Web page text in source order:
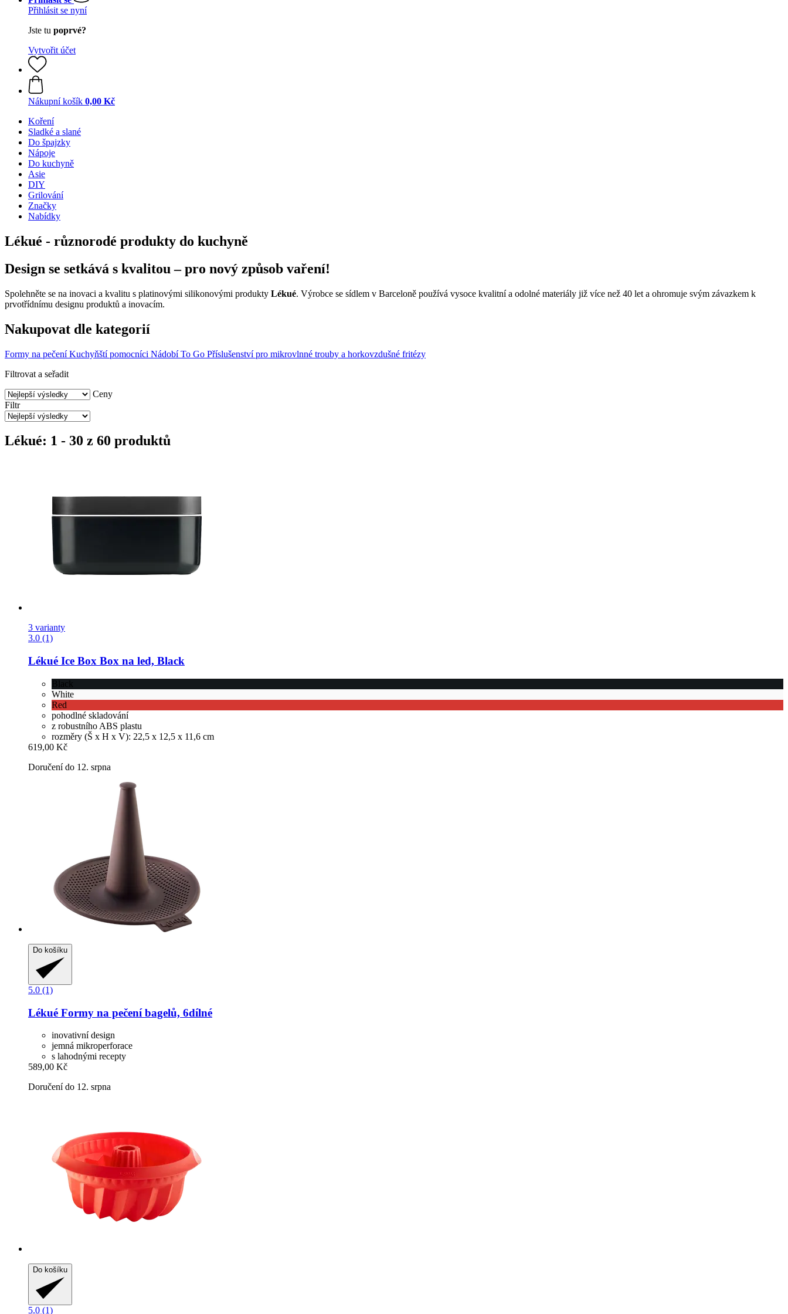
Přihlásit se nyní
Jste tu poprvé?
Vytvořit účet
Nákupní košík 0,00 Kč
Koření
Sladké a slané
Do špajzky
Nápoje
Do kuchyně
Asie
DIY
Grilování
Značky
Nabídky
Lékué - různorodé produkty do kuchyně
Design se setkává s kvalitou – pro nový způsob vaření!
Spolehněte se na inovaci a kvalitu s platinovými silikonovými produkty Lékué. Výrobce se sídlem v Barceloně používá vysoce kvalitní a odolné materiály již více než 40 let a ohromuje svým závazkem k
prvotřídnímu designu produktů a inovacím.
Nakupovat dle kategorií
Formy na pečení Kuchyňští pomocníci Nádobí To Go Příslušenství pro mikrovlnné trouby a horkovzdušné fritézy
Filtrovat a seřadit
Ceny
Filtr
Lékué: 1 - 30 z 60 produktů
3 varianty
3.0 (1)
Lékué Ice Box Box na led, Black
Black
White
Red
pohodlné skladování
z robustního ABS plastu
rozměry (Š x H x V): 22,5 x 12,5 x 11,6 cm
619,00 Kč
Doručení do 12. srpna
Do košíku
5.0 (1)
Lékué Formy na pečení bagelů, 6dílné
inovativní design
jemná mikroperforace
s lahodnými recepty
589,00 Kč
Doručení do 12. srpna
Do košíku
5.0 (1)